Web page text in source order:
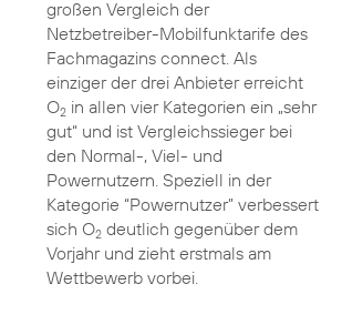
großen Vergleich der
Netzbetreiber-Mobilfunktarife des
Fachmagazins connect. Als
einziger der drei Anbieter erreicht
O2in allen vier Kategorien ein „sehr
gut“ und ist Vergleichssieger bei
den Normal-, Viel- und
Powernutzern. Speziell in der
Kategorie “Powernutzer” verbessert
sich O2deutlich gegenüber dem
Vorjahr und zieht erstmals am
Wettbewerb vorbei.